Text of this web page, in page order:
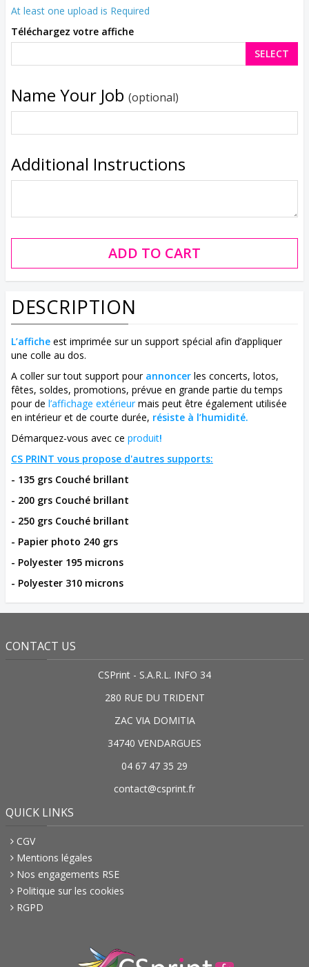
At least one upload is Required
Téléchargez votre affiche
SELECT
Name Your Job (optional)
Additional Instructions
DESCRIPTION
L’affiche est imprimée sur un support spécial afin d’appliquer
une colle au dos.
A coller sur tout support pour annoncer les concerts, lotos,
fêtes, soldes, promotions, prévue en grande partie du temps
pour de l’affichage extérieurmais peut être également utilisée
en intérieur et de courte durée, résiste à l’humidité.
Démarquez-vous avec ce produit!
CS PRINT vous propose d'autres supports:
- 135 grs Couché brillant
- 200 grs Couché brillant
- 250 grs Couché brillant
- Papier photo 240 grs
- Polyester 195 microns
- Polyester 310 microns
CONTACT US
CSPrint - S.A.R.L. INFO 34
280 RUE DU TRIDENT
ZAC VIA DOMITIA
34740 VENDARGUES
04 67 47 35 29
contact@csprint.fr
QUICK LINKS
CGV
Mentions légales
Nos engagements RSE
Politique sur les cookies
RGPD